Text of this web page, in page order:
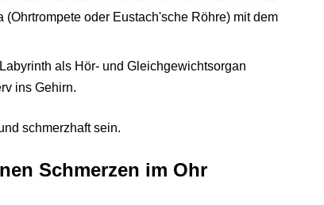
oder Eustach'sche Röhre) mit dem
als Hör- und Gleichgewichtsorgan
ins Gehirn.
schmerzhaft sein.
Schmerzen im Ohr